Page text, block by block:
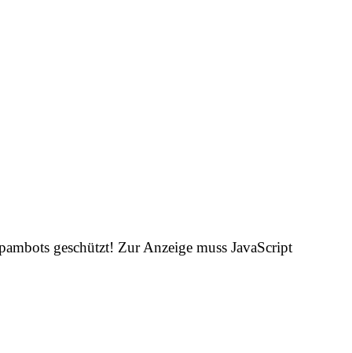
geschützt! Zur Anzeige muss JavaScript